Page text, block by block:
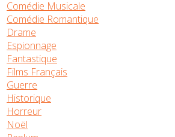
Comédie Musicale
Comédie Romantique
Drame
Espionnage
Fantastique
Films Français
Guerre
Historique
Horreur
Noël